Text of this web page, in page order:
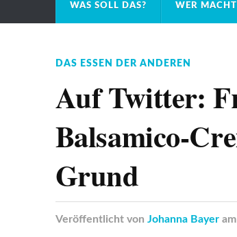
WAS SOLL DAS? WER
DAS ESSEN DER ANDEREN
Auf Twitter:
Balsamico-
Grund
Veröffentlicht von Johanna Bayer am